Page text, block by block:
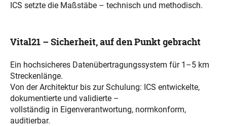
ICS setzte die Maßstäbe – technisch und methodisch.
Vital21 – Sicherheit, auf den Punkt gebracht
Ein hochsicheres Datenübertragungssystem für 1–5 km
Streckenlänge.
Von der Architektur bis zur Schulung: ICS entwickelte,
dokumentierte und validierte –
vollständig in Eigenverantwortung, normkonform,
auditierbar.